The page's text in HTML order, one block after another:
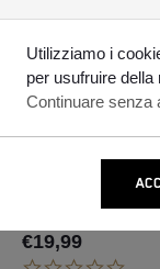
OPTI-LOCK
€19,99
Utilizziamo i
per usufruire
Continuare senza